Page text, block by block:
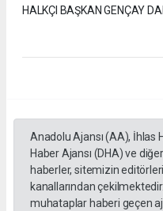
HALKÇI BAŞKAN GENÇAY
Anadolu Ajansı (AA), İhlas
Haber Ajansı (DHA) ve
haberler, sitemizin
kanallarından
muhataplar haberi geçen